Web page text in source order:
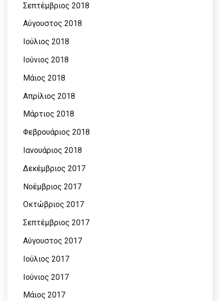
Σεπτέμβριος 2018
Αύγουστος 2018
Ιούλιος 2018
Ιούνιος 2018
Μάιος 2018
Απρίλιος 2018
Μάρτιος 2018
Φεβρουάριος 2018
Ιανουάριος 2018
Δεκέμβριος 2017
Νοέμβριος 2017
Οκτώβριος 2017
Σεπτέμβριος 2017
Αύγουστος 2017
Ιούλιος 2017
Ιούνιος 2017
Μάιος 2017